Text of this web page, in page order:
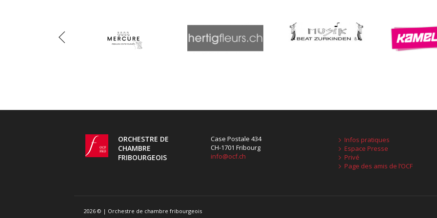
Previous
ORCHESTRE DE
CHAMBRE
FRIBOURGEOIS
Case Postale 434
CH-1701 Fribourg
info@ocf.ch
Infos pratiques
Espace Presse
Privé
Page des amis de l’OCF
2026 © | Orchestre de chambre fribourgeois